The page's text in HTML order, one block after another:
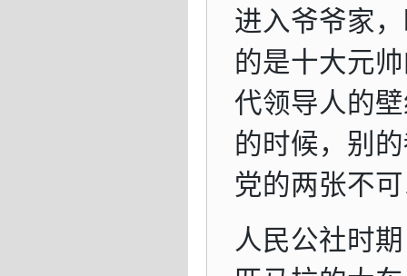
进入爷爷家
的是十大元
代领导人的
的时候，别
党的两张不
人民公社时